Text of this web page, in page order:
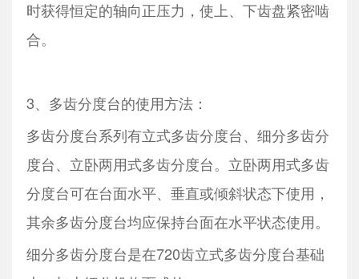
时获得恒定的轴向正压力，使上、下齿盘紧密啮
合。
3、多齿分度台的使用方法：
多齿分度台系列有立式多齿分度台、细分多齿分
度台、立卧两用式多齿分度台。立卧两用式多齿
分度台可在台面水平、垂直或倾斜状态下使用，
其余多齿分度台均应保持台面在水平状态使用。
细分多齿分度台是在720齿立式多齿分度台基础